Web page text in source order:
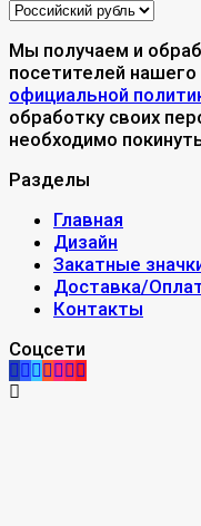
Мы получаем и
посетителей
официальной
обработку своих
необходимо
Разделы
Главная
Дизайн
Закатные
Доставка/
Контакты
Соцсети